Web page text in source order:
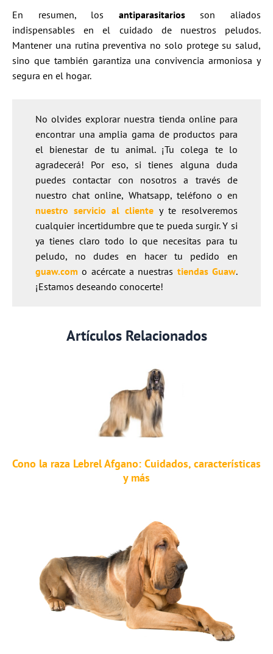
En resumen, los antiparasitariosson aliados
indispensables en el cuidado de nuestros peludos.
Mantener una rutina preventiva no solo protege su salud,
sino que también garantiza una convivencia armoniosa y
segura en el hogar.
No olvides explorar nuestra tienda online para
encontrar una amplia gama de productos para
el bienestar de tu animal. ¡Tu colega te lo
agradecerá! Por eso, si tienes alguna duda
puedes contactar con nosotros a través de
nuestro chat online, Whatsapp, teléfono o en
nuestro servicio al cliente y te resolveremos
cualquier incertidumbre que te pueda surgir. Y si
ya tienes claro todo lo que necesitas para tu
peludo, no dudes en hacer tu pedido en
guaw.com o acércate a nuestras tiendas Guaw.
¡Estamos deseando conocerte!
Artículos Relacionados
Cono la raza Lebrel Afgano: Cuidados, características
y más